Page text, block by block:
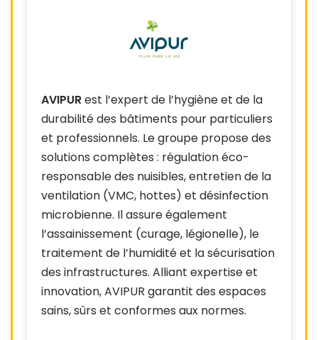
AVIPURest l’expert de l’hygiène et de la
durabilité des bâtiments pour particuliers
et professionnels. Le groupe propose des
solutions complètes : régulation éco-
responsable des nuisibles, entretien de la
ventilation (VMC, hottes) et désinfection
microbienne. Il assure également
l’assainissement (curage, légionelle), le
traitement de l’humidité et la sécurisation
des infrastructures. Alliant expertise et
innovation, AVIPUR garantit des espaces
sains, sûrs et conformes aux normes.